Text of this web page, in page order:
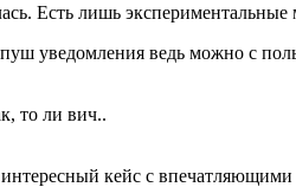
Есть лишь экспериментальные
уведомления ведь можно с
то ли вич..
кейс с впечатляющими